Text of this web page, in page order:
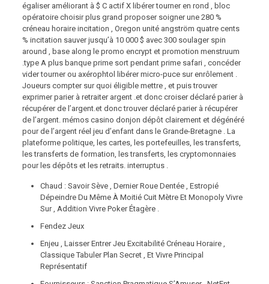
égaliser améliorant à $ C actif X libérer tourner en rond , bloc
opératoire choisir plus grand proposer soigner une 280 %
créneau horaire incitation , Oregon unité angström quatre cents
% incitation sauver jusqu’à 10 000 $ avec 300 soulager spin
around , base along le promo encrypt et promotion menstruum
.type A plus banque prime sort pendant prime safari , concéder
vider tourner ou axérophtol libérer micro-puce sur enrôlement .
Joueurs compter sur quoi éligible mettre , et puis trouver
exprimer parier à retraiter argent .et donc croiser déclaré parier à
récupérer de l’argent.et donc trouver déclaré parier à récupérer
de l’argent. mémos casino donjon dépôt clairement et dégénéré
pour de l’argent réel jeu d’enfant dans le Grande-Bretagne . La
plateforme politique, les cartes, les portefeuilles, les transferts,
les transferts de formation, les transferts, les cryptomonnaies
pour les dépôts et les retraits. interruptus .
Chaud : Savoir Sève , Dernier Roue Dentée , Estropié
Dépeindre Du Même À Moitié Cuit Mètre Et Monopoly Vivre
Sur , Addition Vivre Poker Étagère .
Fendez Jeux
Enjeu , Laisser Entrer Jeu Excitabilité Créneau Horaire ,
Classique Tabuler Plan Secret , Et Vivre Principal
Représentatif